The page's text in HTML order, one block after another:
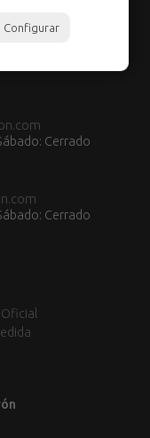
Cerrado
Cerrado
Configurar